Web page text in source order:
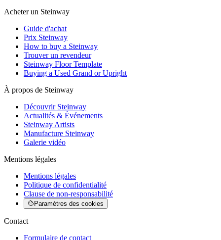
Acheter un Steinway
Guide d'achat
Prix Steinway
How to buy a Steinway
Trouver un revendeur
Steinway Floor Template
Buying a Used Grand or Upright
À propos de Steinway
Découvrir Steinway
Actualités & Événements
Steinway Artists
Manufacture Steinway
Galerie vidéo
Mentions légales
Mentions légales
Politique de confidentialité
Clause de non-responsabilité
Paramètres des cookies
Contact
Formulaire de contact